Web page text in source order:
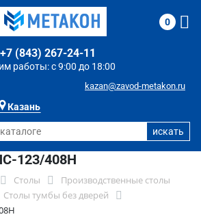
Казань
работы: с 9:00 до 18:00
+7 (843) 267-24-11
kazan@zavod-metakon.ru
0
123/408Н
Столы
Производственные столы
Столы тумбы без дверей